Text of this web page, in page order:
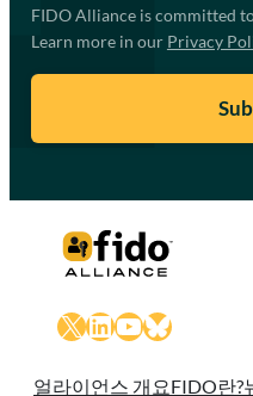
FIDO Alliance is committed
Learn more in our Privacy
X LinkedIn
YouTube
Bluesky
얼라이언스 개요FIDO란?